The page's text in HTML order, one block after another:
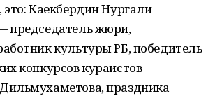
Каекбердин Нургали
председатель жюри,
культуры РБ, победитель
конкурсов кураистов
праздника